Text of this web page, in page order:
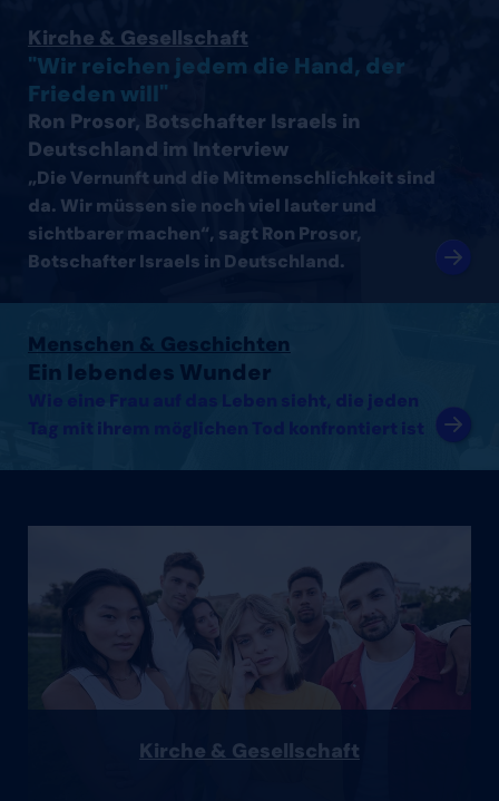
Kirche & Gesellschaft
"Wir reichen jedem die Hand, der
Frieden will"
Ron Prosor, Botschafter Israels in
Deutschland im Interview
„Die Vernunft und die Mitmenschlichkeit sind
da. Wir müssen sie noch viel lauter und
sichtbarer machen“, sagt Ron Prosor,
Botschafter Israels in Deutschland.
Menschen & Geschichten
Ein lebendes Wunder
Wie eine Frau auf das Leben sieht, die jeden
Tag mit ihrem möglichen Tod konfrontiert ist
Kirche & Gesellschaft